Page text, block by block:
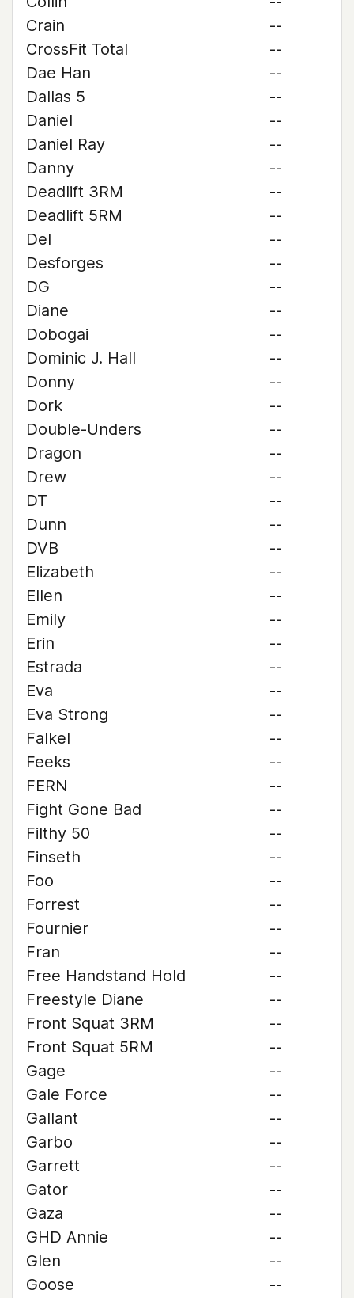
Crain
--
CrossFit Total
--
Dae Han
--
Dallas 5
--
Daniel
--
Daniel Ray
--
Danny
--
Deadlift 3RM
--
Deadlift 5RM
--
Del
--
Desforges
--
DG
--
Diane
--
Dobogai
--
Dominic J. Hall
--
Donny
--
Dork
--
Double-Unders
--
Dragon
--
Drew
--
DT
--
Dunn
--
DVB
--
Elizabeth
--
Ellen
--
Emily
--
Erin
--
Estrada
--
Eva
--
Eva Strong
--
Falkel
--
Feeks
--
FERN
--
Fight Gone Bad
--
Filthy 50
--
Finseth
--
Foo
--
Forrest
--
Fournier
--
Fran
--
Free Handstand Hold
--
Freestyle Diane
--
Front Squat 3RM
--
Front Squat 5RM
--
Gage
--
Gale Force
--
Gallant
--
Garbo
--
Garrett
--
Gator
--
Gaza
--
GHD Annie
--
Glen
--
Goose
--